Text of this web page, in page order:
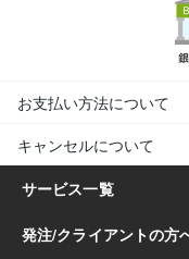
お支払い方法について
キャンセルについて